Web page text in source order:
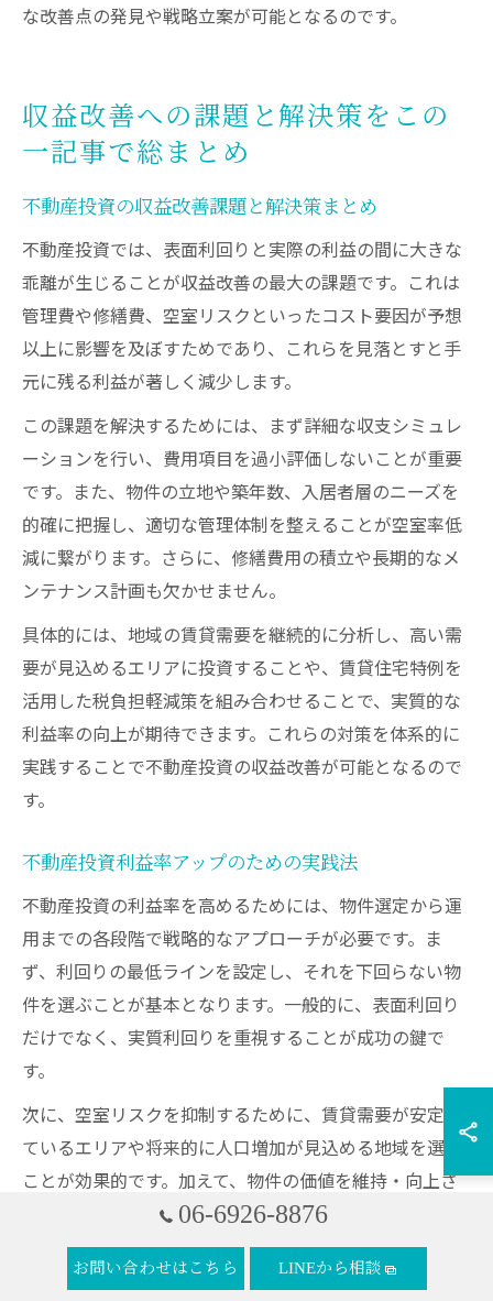
な改善点の発見や戦略立案が可能となるのです。
収益改善への課題と解決策をこの
一記事で総まとめ
不動産投資の収益改善課題と解決策まとめ
不動産投資では、表面利回りと実際の利益の間に大きな
乖離が生じることが収益改善の最大の課題です。これは
管理費や修繕費、空室リスクといったコスト要因が予想
以上に影響を及ぼすためであり、これらを見落とすと手
元に残る利益が著しく減少します。
この課題を解決するためには、まず詳細な収支シミュレ
ーションを行い、費用項目を過小評価しないことが重要
です。また、物件の立地や築年数、入居者層のニーズを
的確に把握し、適切な管理体制を整えることが空室率低
減に繋がります。さらに、修繕費用の積立や長期的なメ
ンテナンス計画も欠かせません。
具体的には、地域の賃貸需要を継続的に分析し、高い需
要が見込めるエリアに投資することや、賃貸住宅特例を
活用した税負担軽減策を組み合わせることで、実質的な
利益率の向上が期待できます。これらの対策を体系的に
実践することで不動産投資の収益改善が可能となるので
す。
不動産投資利益率アップのための実践法
不動産投資の利益率を高めるためには、物件選定から運
用までの各段階で戦略的なアプローチが必要です。ま
ず、利回りの最低ラインを設定し、それを下回らない物
件を選ぶことが基本となります。一般的に、表面利回り
だけでなく、実質利回りを重視することが成功の鍵で
す。
次に、空室リスクを抑制するために、賃貸需要が安定し
ているエリアや将来的に人口増加が見込める地域を選ぶ
ことが効果的です。加えて、物件の価値を維持・向上さ
せるために、定期的なメンテナンスやリフォームを計画
的に実施することも重要です。
さらに、税務対策として賃貸住宅特例や減価償却を活用
06-6926-8876
お問い合わせはこちら LINEから相談